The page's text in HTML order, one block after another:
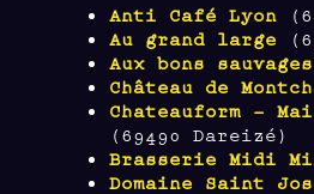
Anti Café Lyon
Au grand large
Aux bons sauvages
Château de
Chateauform –
(69490 Dareizé)
Brasserie Midi
Domaine Saint